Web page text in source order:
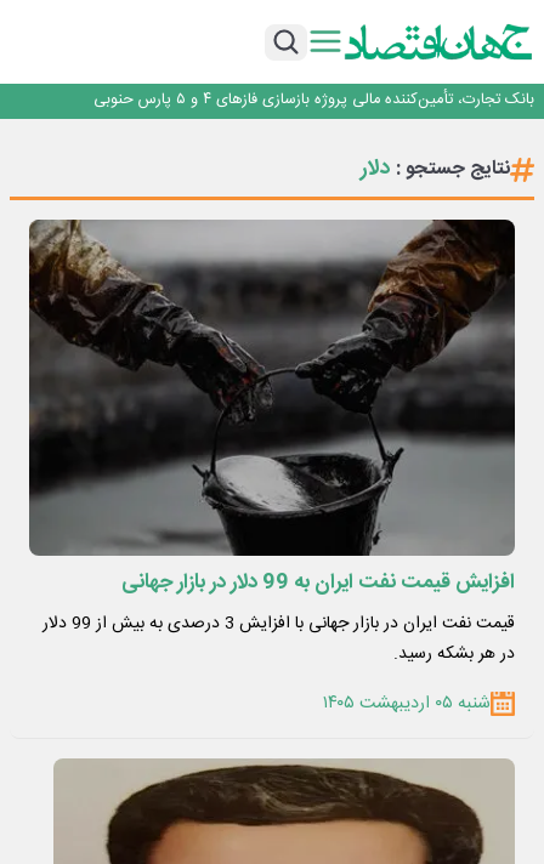
برگزاری آیین نکوداشت فعالان مواکب مرز شلمچه توسط شهرداری منطقه یک
منطقه‌ای
بانک تجارت، تأمین‌کننده مالی پروژه بازسازی فازهای ۴ و ۵ پارس حنوبی
برنده این رقابت داستان‌نویسی، انسان نبود!
برگزاری آیین نکوداشت فعالان مواکب مرز شلمچه توسط شهرداری منطقه یک
منطقه‌ای
نتایج جستجو : دلار
افزایش قیمت نفت ایران به 99 دلار در بازار جهانی
قیمت نفت ایران در بازار جهانی با افزایش 3 درصدی به بیش از 99 دلار
در هر بشکه رسید.
شنبه ۰۵ اردیبهشت ۱۴۰۵